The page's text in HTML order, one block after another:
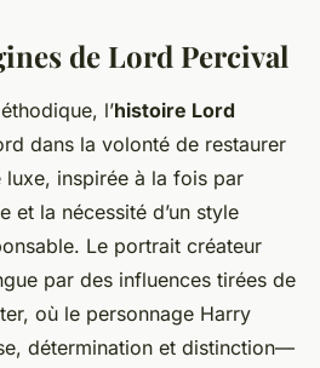
de Lord Percival
l’histoire Lord
dans la volonté de restaurer
luxe, inspirée à la fois par
et la nécessité d’un style
Le portrait créateur
par des influences tirées de
où le personnage Harry
détermination et distinction—